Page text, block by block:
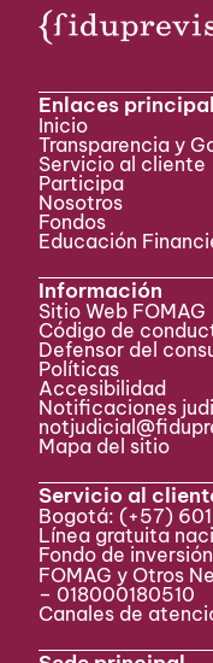
Enlaces
Inicio
Transparencia y
Servicio al cliente
Participa ​
Nosotros
Fondos
Educación
Información
Sitio Web FOMAG
Código de
Defensor del
Políticas
Accesibilidad
Notificaciones
Mapa del sitio
Servicio al
Bogotá: (+57)
Línea gratuita
Fondo de
FOMAG y Otros
– 018000180510
Canales de